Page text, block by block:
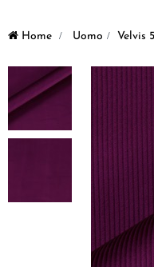
Home > Uomo > Velvis